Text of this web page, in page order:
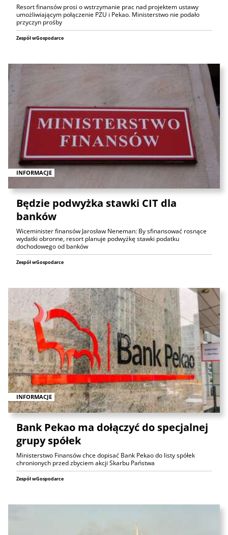
Resort finansów prosi o wstrzymanie prac nad projektem ustawy
umożliwiającym połączenie PZU i Pekao. Ministerstwo nie podało
przyczyn prośby
Zespół wGospodarce
INFORMACJE
Będzie podwyżka stawki CIT dla
banków
Wiceminister finansów Jarosław Neneman: By sfinansować rosnące
wydatki obronne, resort planuje podwyżkę stawki podatku
dochodowego od banków
Zespół wGospodarce
INFORMACJE
Bank Pekao ma dołączyć do specjalnej
grupy spółek
Ministerstwo Finansów chce dopisać Bank Pekao do listy spółek
chronionych przed zbyciem akcji Skarbu Państwa
Zespół wGospodarce